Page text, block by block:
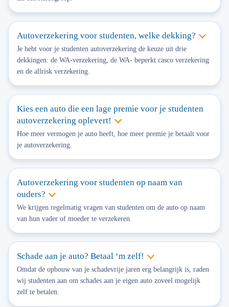
Autoverzekering voor studenten, welke dekking?
Je hebt voor je studenten autoverzekering de keuze uit drie
dekkingen: de WA-verzekering, de WA- beperkt casco verzekering
en de allrisk verzekering.
Kies een auto die een lage premie voor je studenten
autoverzekering oplevert!
Hoe meer vermogen je auto heeft, hoe meer premie je betaalt voor
je autoverzekering.
Autoverzekering voor studenten op naam van
ouders?
We krijgen regelmatig vragen van studenten om de auto op naam
van hun vader of moeder te verzekeren.
Schade aan je auto? Betaal ‘m zelf!
Omdat de opbouw van je schadevrije jaren erg belangrijk is, raden
wij studenten aan om schades aan je eigen auto zoveel mogelijk
zelf te betalen.